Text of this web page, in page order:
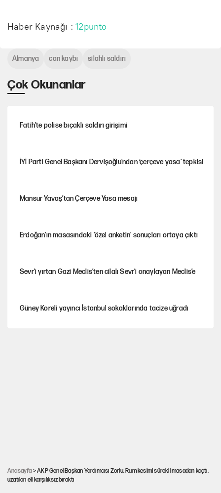
Haber Kaynağı :12punto
Çok Okunanlar
Fatih’te polise bıçaklı saldırı girişimi
İYİ Parti Genel Başkanı Dervişoğlu'ndan ‘çerçeve yasa’ tepkisi
Mansur Yavaş’tan Çerçeve Yasa mesajı
Erdoğan'ın masasındaki 'özel anketin' sonuçları ortaya çıktı
Sevr’i yırtan Gazi Meclis’ten cilalı Sevr’i onaylayan Meclis’e
Güney Koreli yayıncı İstanbul sokaklarında tacize uğradı
Almanya can kaybı silahlı saldırı
Anasayfa > AKP Genel Başkan Yardımcısı Zorlu: Rum kesimi sürekli masadan kaçtı,
uzatılan eli karşılıksız bıraktı